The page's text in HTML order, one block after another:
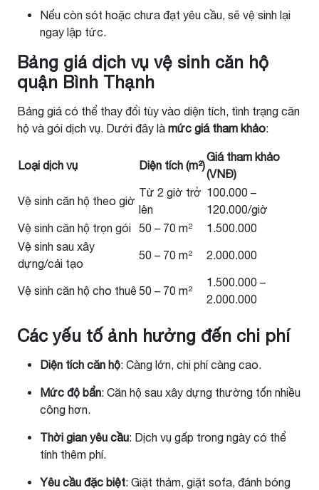
Nếu còn sót hoặc chưa đạt yêu cầu, sẽ vệ sinh lại
ngay lập tức.
Bảng giá dịch vụ vệ sinh căn hộ
quận Bình Thạnh
Bảng giá có thể thay đổi tùy vào diện tích, tình trạng căn
hộ và gói dịch vụ. Dưới đây là mức giá tham khảo:
Loại dịch vụ Diện tích (m²)
Giá tham khảo
(VNĐ)
Vệ sinh căn hộ theo giờ
Từ 2 giờ trở
lên
100.000 –
120.000/giờ
Vệ sinh căn hộ trọn gói
50 – 70 m²
1.500.000
Vệ sinh sau xây
dựng/cải tạo
50 – 70 m² 2.000.000
Vệ sinh căn hộ cho thuê50 – 70 m²
1.500.000 –
2.000.000
Các yếu tố ảnh hưởng đến chi phí
Diện tích căn hộ: Càng lớn, chi phí càng cao.
Mức độ bẩn: Căn hộ sau xây dựng thường tốn nhiều
công hơn.
Thời gian yêu cầu: Dịch vụ gấp trong ngày có thể
tính thêm phí.
Yêu cầu đặc biệt: Giặt thảm, giặt sofa, đánh bóng